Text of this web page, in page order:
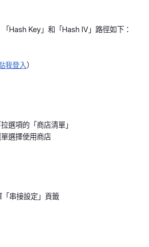
Hash Key」和「Hash IV」路徑如下：
我登入）
選項的「商店清單」
選擇使用商店
串接設定」頁籤